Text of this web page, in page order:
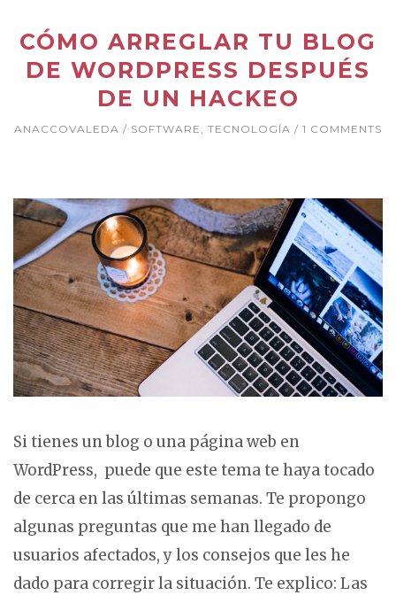
CÓMO ARREGLAR TU BLOG
DE WORDPRESS DESPUÉS
DE UN HACKEO
ANACCOVALEDA SOFTWARE , TECNOLOGÍA 1 COMMENTS
Si tienes un blog o una página web en
WordPress, puede que este tema te haya tocado
de cerca en las últimas semanas. Te propongo
algunas preguntas que me han llegado de
usuarios afectados, y los consejos que les he
dado para corregir la situación. Te explico: Las